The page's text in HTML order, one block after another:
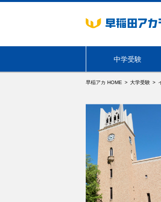
中学受験
学年・コース
早稲アカ HOME 大学受験